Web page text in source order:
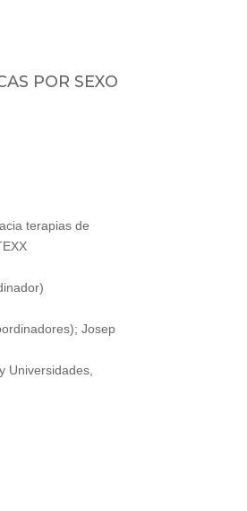
POR SEXO
terapias de
Josep
Universidades,